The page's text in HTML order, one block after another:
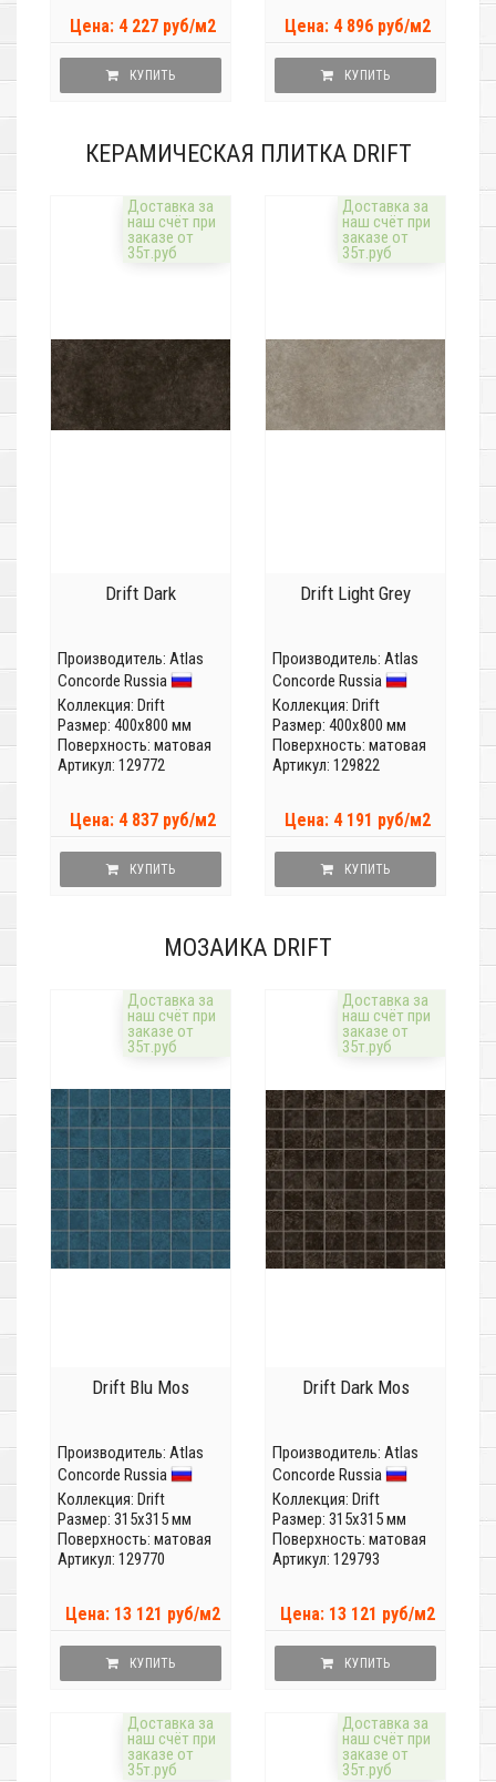
Цена: 4 227 руб/м2
КУПИТЬ
Цена: 4 896 руб/м2
КУПИТЬ
КЕРАМИЧЕСКАЯ ПЛИТКА DRIFT
Доставка за
наш счёт при
заказе от
35т.руб
Drift Dark
Производитель: Atlas
Concorde Russia
Коллекция: Drift
Размер: 400x800 мм
Поверхность: матовая
Артикул: 129772
Цена: 4 837 руб/м2
КУПИТЬ
Доставка за
наш счёт при
заказе от
35т.руб
Drift Light Grey
Производитель: Atlas
Concorde Russia
Коллекция: Drift
Размер: 400x800 мм
Поверхность: матовая
Артикул: 129822
Цена: 4 191 руб/м2
КУПИТЬ
МОЗАИКА DRIFT
Доставка за
наш счёт при
заказе от
35т.руб
Drift Blu Mos
Производитель: Atlas
Concorde Russia
Коллекция: Drift
Размер: 315x315 мм
Поверхность: матовая
Артикул: 129770
Цена: 13 121 руб/м2
КУПИТЬ
Доставка за
наш счёт при
заказе от
35т.руб
Drift Dark Mos
Производитель: Atlas
Concorde Russia
Коллекция: Drift
Размер: 315x315 мм
Поверхность: матовая
Артикул: 129793
Цена: 13 121 руб/м2
КУПИТЬ
Доставка за
наш счёт при
заказе от
35т.руб
Доставка за
наш счёт при
заказе от
35т.руб